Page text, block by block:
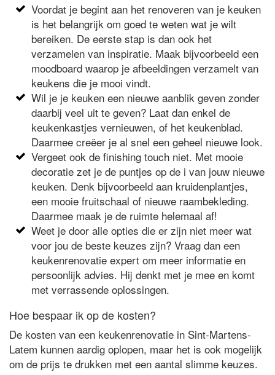
Voordat je begint aan het renoveren van je keuken
is het belangrijk om goed te weten wat je wilt
bereiken. De eerste stap is dan ook het
verzamelen van inspiratie. Maak bijvoorbeeld een
moodboard waarop je afbeeldingen verzamelt van
keukens die je mooi vindt.
Wil je je keuken een nieuwe aanblik geven zonder
daarbij veel uit te geven? Laat dan enkel de
keukenkastjes vernieuwen, of het keukenblad.
Daarmee creëer je al snel een geheel nieuwe look.
Vergeet ook de finishing touch niet. Met mooie
decoratie zet je de puntjes op de i van jouw nieuwe
keuken. Denk bijvoorbeeld aan kruidenplantjes,
een mooie fruitschaal of nieuwe raambekleding.
Daarmee maak je de ruimte helemaal af!
Weet je door alle opties die er zijn niet meer wat
voor jou de beste keuzes zijn? Vraag dan een
keukenrenovatie expert om meer informatie en
persoonlijk advies. Hij denkt met je mee en komt
met verrassende oplossingen.
Hoe bespaar ik op de kosten?
De kosten van een keukenrenovatie in Sint-Martens-
Latem kunnen aardig oplopen, maar het is ook mogelijk
om de prijs te drukken met een aantal slimme keuzes.